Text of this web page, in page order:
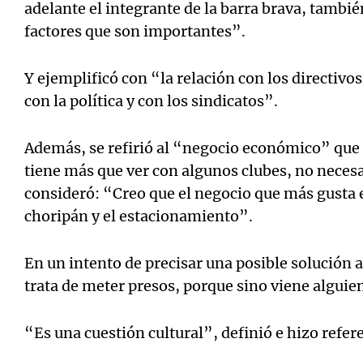
adelante el integrante de la barra brava,
factores que son importantes”.
Y ejemplificó con “la relación con los
con la política y con los sindicatos”.
Además, se refirió al “negocio económico”
tiene más que ver con algunos clubes, no
consideró: “Creo que el negocio que más gusta
choripán y el estacionamiento”.
En un intento de precisar una posible solución
trata de meter presos, porque sino viene
“Es una cuestión cultural”, definió e hizo